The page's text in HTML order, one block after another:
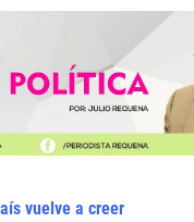
vuelve a creer